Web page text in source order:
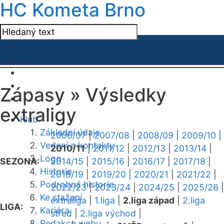
HC Kometa Brno
Klub
Základní údaje
Vedení a kontakty
Logo
Historie
Podrobná historie
Ke stažení
Kariéra
Zápasy » Výsledky
extraligy
SEZONA:
2006/07|2007/08 2008/09 2009/10
2010/11|2011/12 2012/13 2013/14
2014/15
2015/16 2016/17 2017/18
2018/19
2019/20 2020/21 2021/22
2022/23|2023/24 2024/25 2025/26
LIGA:
extraliga 1.liga 2.liga západ
2.liga
střed
2.liga východ